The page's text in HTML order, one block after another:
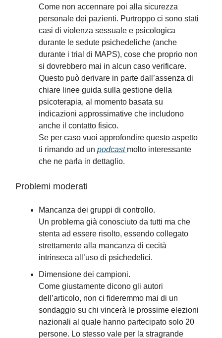
Come non accennare poi alla sicurezza
personale dei pazienti. Purtroppo ci sono stati
casi di violenza sessuale e psicologica
durante le sedute psichedeliche (anche
durante i trial di MAPS), cose che proprio non
si dovrebbero mai in alcun caso verificare.
Questo può derivare in parte dall’assenza di
chiare linee guida sulla gestione della
psicoterapia, al momento basata su
indicazioni approssimative che includono
anche il contatto fisico.
Se per caso vuoi approfondire questo aspetto
ti rimando ad un podcast molto interessante
che ne parla in dettaglio.
Problemi moderati
Mancanza dei gruppi di controllo.
Un problema già conosciuto da tutti ma che
stenta ad essere risolto, essendo collegato
strettamente alla mancanza di cecità
intrinseca all’uso di psichedelici.
Dimensione dei campioni.
Come giustamente dicono gli autori
dell’articolo, non ci fideremmo mai di un
sondaggio su chi vincerà le prossime elezioni
nazionali al quale hanno partecipato solo 20
persone. Lo stesso vale per la stragrande